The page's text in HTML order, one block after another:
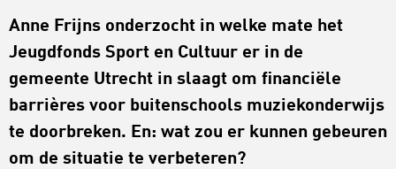
Anne Frijns onderzocht in welke mate het
Jeugdfonds Sport en Cultuur er in de
gemeente Utrecht in slaagt om financiële
barrières voor buitenschools muziekonderwijs
te doorbreken. En: wat zou er kunnen gebeuren
om de situatie te verbeteren?